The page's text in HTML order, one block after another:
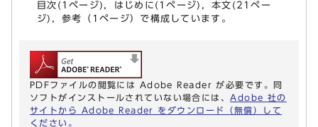
目次(1ページ)，はじめに(1ページ)，本文(21ペー
ジ)，参考（1ページ）で構成しています。
PDFファイルの閲覧には Adobe Reader が必要です。同
ソフトがインストールされていない場合には、 Adobe 社の
サイトから Adobe Reader をダウンロード（無償）して
ください。